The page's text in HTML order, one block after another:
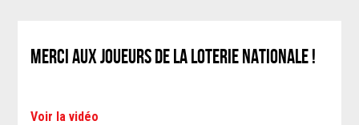
MERCI AUX JOUEURS DE LA LOTERIE NATIONALE !
Voir la vidéo